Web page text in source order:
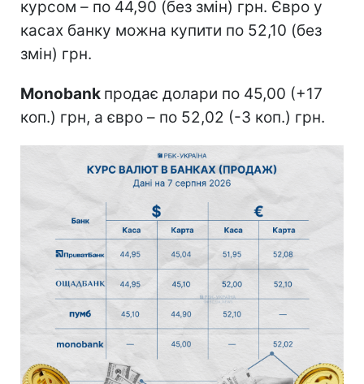
курсом – по 44,90 (без змін) грн. Євро у
касах банку можна купити по 52,10 (без
змін) грн.
Monobank продає долари по 45,00 (+17
коп.) грн, а євро – по 52,02 (-3 коп.) грн.